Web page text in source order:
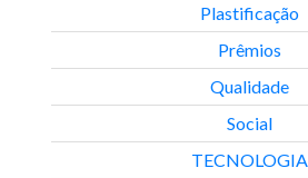
Plastificação
Prêmios
Qualidade
Social
TECNOLOGIA